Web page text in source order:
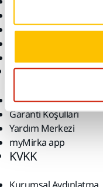
Süper Aşındırıcılar
Destek
İndirilenler
Garanti Koşulları
Yardım Merkezi
myMirka app
KVKK